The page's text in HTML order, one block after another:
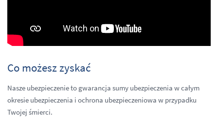
Co możesz zyskać
Nasze ubezpieczenie to gwarancja sumy ubezpieczenia w całym
okresie ubezpieczenia i ochrona ubezpieczeniowa w przypadku
Twojej śmierci.